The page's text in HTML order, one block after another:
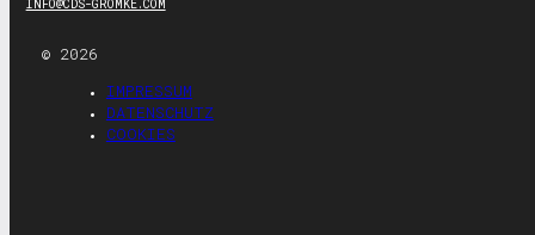
© 2026
IMPRESSUM
DATENSCHUTZ
COOKIES